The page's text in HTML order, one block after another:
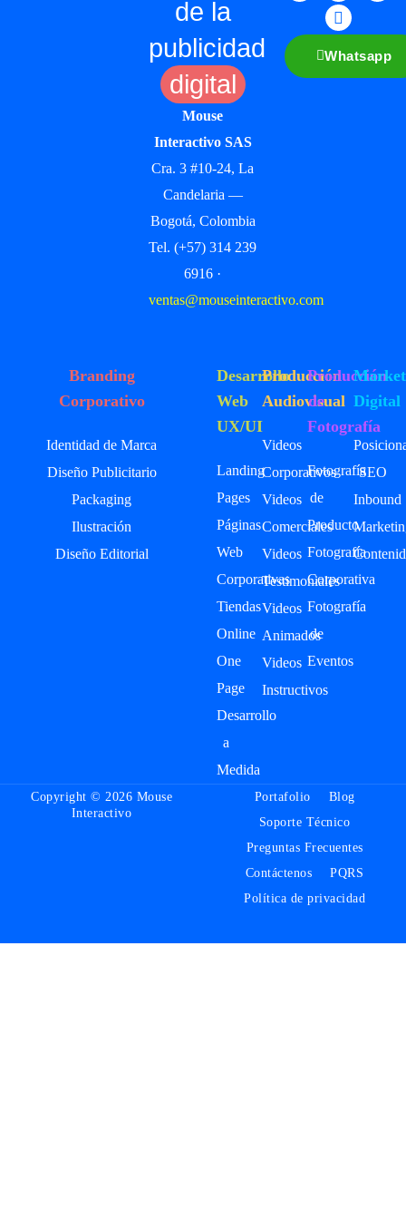
de la
publicidad
digital
Mouse
Interactivo SAS
Cra. 3 #10-24, La
Candelaria —
Bogotá, Colombia
Tel. (+57) 314 239
6916 ·
ventas@mouseinteractivo.com
Whatsapp
Branding
Corporativo
Identidad de Marca
Diseño Publicitario
Packaging
Ilustración
Diseño Editorial
Desarrollo
Web
UX/UI
Landing
Pages
Páginas
Web
Corporativas
Tiendas
Online
One
Page
Desarrollo
a
Medida
Producción
Audiovisual
Videos
Corporativos
Videos
Comerciales
Videos
Testimoniales
Videos
Animados
Videos
Instructivos
Producción
de
Fotografía
Fotografía
de
Producto
Fotografía
Corporativa
Fotografía
de
Eventos
Digital
SEO
Inbound
Copyright © 2026 Mouse
Interactivo
Portafolio
Blog
Soporte Técnico
Preguntas Frecuentes
Contáctenos
PQRS
Política de privacidad